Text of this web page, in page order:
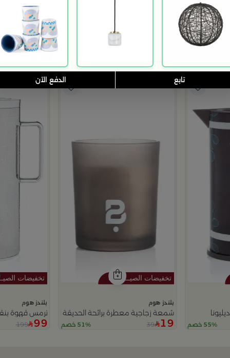
تابع الدفع الآن
من اورورا فناجيل قهوة
129
55% خصم
بلندز هوم
شمعة زجاجية معطرة برائحة الحديقة الصيفية 150 غرام
19
39 51% خصم
بلندز هوم
ترمس قهوة
99
199